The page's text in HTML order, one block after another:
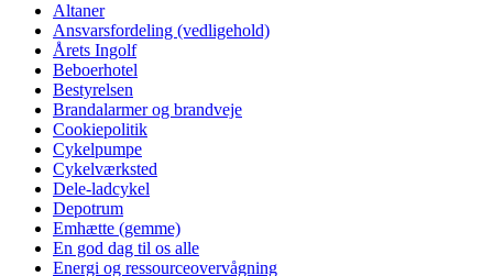
Altaner
Ansvarsfordeling (vedligehold)
Årets Ingolf
Beboerhotel
Bestyrelsen
Brandalarmer og brandveje
Cookiepolitik
Cykelpumpe
Cykelværksted
Dele-ladcykel
Depotrum
Emhætte (gemme)
En god dag til os alle
Energi og ressourceovervågning